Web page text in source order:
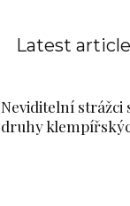
Latest
Neviditelní strážci
druhy